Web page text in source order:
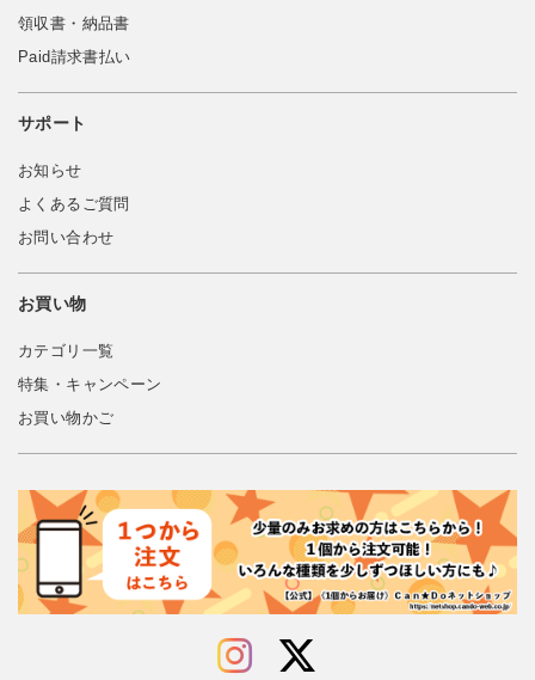
領収書・納品書
Paid請求書払い
サポート
お知らせ
よくあるご質問
お問い合わせ
お買い物
カテゴリ一覧
特集・キャンペーン
お買い物かご